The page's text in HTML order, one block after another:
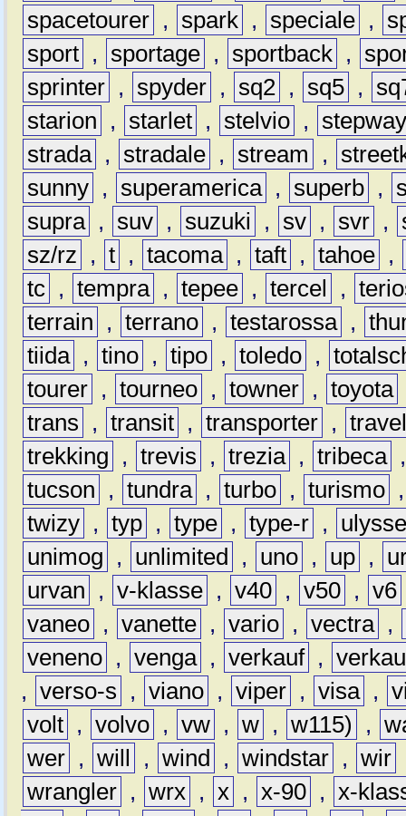
spacetourer , spark , speciale ,
sport , sportage , sportback ,
sprinter , spyder , sq2 , sq5 ,
starion
, starlet , stelvio ,
strada , stradale , stream ,
sunny , superamerica , superb ,
supra , suv , suzuki , sv , svr ,
sz/rz
, t , tacoma , taft , tahoe ,
tc , tempra , tepee , tercel ,
terrain
, terrano , testarossa ,
tiida , tino , tipo , toledo ,
tourer , tourneo , towner , toyota
trans
, transit , transporter ,
trekking
, trevis , trezia , tribeca
tucson
, tundra , turbo , turismo
twizy , typ , type , type-r ,
unimog
, unlimited , uno , up ,
urvan
, v-klasse , v40 , v50 , v6
vaneo , vanette , vario , vectra ,
veneno , venga , verkauf ,
, verso-s , viano , viper , visa ,
volt , volvo , vw , w , w115) ,
wer , will , wind , windstar , wir
wrangler , wrx , x , x-90 , x-